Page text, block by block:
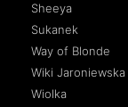
Sheeya
Sukanek
Way of Blonde
Wiki Jaroniewska
Wiolka